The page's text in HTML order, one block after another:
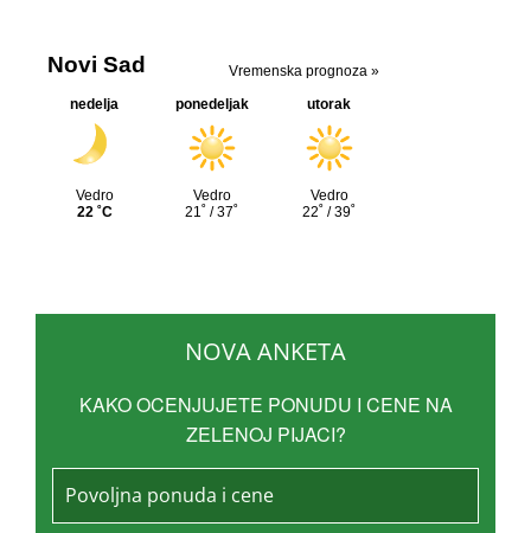
NOVA ANKETA
KAKO OCENJUJETE PONUDU I CENE NA
ZELENOJ PIJACI?
Povoljna ponuda i cene